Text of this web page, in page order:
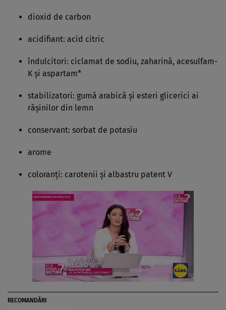
dioxid de carbon
acidifiant: acid citric
îndulcitori: ciclamat de sodiu, zaharină, acesulfam-
K și aspartam*
stabilizatori: gumă arabică și esteri glicerici ai
rășinilor din lemn
conservant: sorbat de potasiu
arome
coloranți: carotenii și albastru patent V
RECOMANDĂRI